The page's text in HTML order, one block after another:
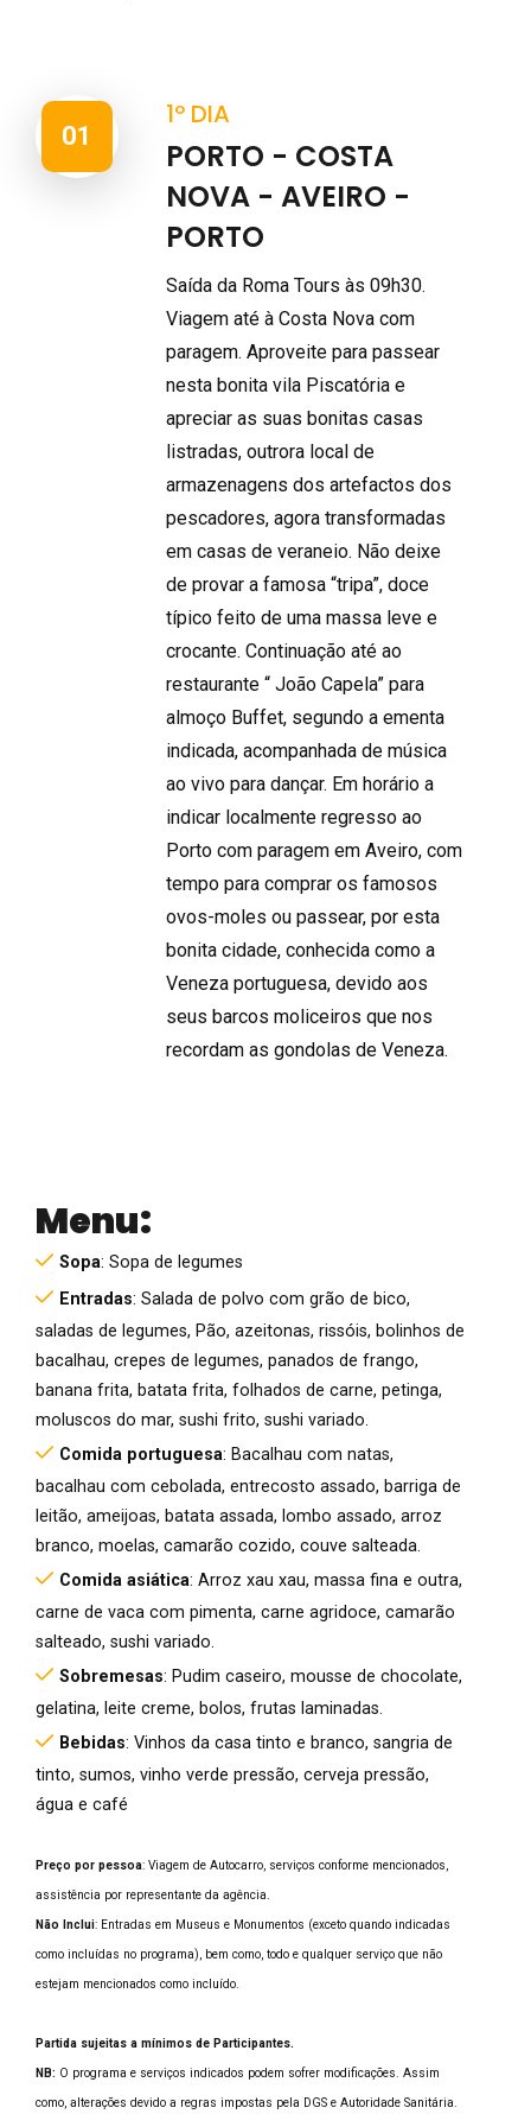
01
1º DIA
PORTO - COSTA
NOVA - AVEIRO -
PORTO
Saída da Roma Tours às 09h30.
Viagem até à Costa Nova com
paragem. Aproveite para passear
nesta bonita vila Piscatória e
apreciar as suas bonitas casas
listradas, outrora local de
armazenagens dos artefactos dos
pescadores, agora transformadas
em casas de veraneio. Não deixe
de provar a famosa “tripa”, doce
típico feito de uma massa leve e
crocante. Continuação até ao
restaurante “ João Capela” para
almoço Buffet, segundo a ementa
indicada, acompanhada de música
ao vivo para dançar. Em horário a
indicar localmente regresso ao
Porto com paragem em Aveiro, com
tempo para comprar os famosos
ovos-moles ou passear, por esta
bonita cidade, conhecida como a
Veneza portuguesa, devido aos
seus barcos moliceiros que nos
recordam as gondolas de Veneza.
Menu:
Sopa: Sopa de legumes
Entradas: Salada de polvo com grão de bico,
saladas de legumes, Pão, azeitonas, rissóis, bolinhos de
bacalhau, crepes de legumes, panados de frango,
banana frita, batata frita, folhados de carne, petinga,
moluscos do mar, sushi frito, sushi variado.
Comida portuguesa: Bacalhau com natas,
bacalhau com cebolada, entrecosto assado, barriga de
leitão, ameijoas, batata assada, lombo assado, arroz
branco, moelas, camarão cozido, couve salteada.
Comida asiática: Arroz xau xau, massa fina e outra,
carne de vaca com pimenta, carne agridoce, camarão
salteado, sushi variado.
Sobremesas: Pudim caseiro, mousse de chocolate,
gelatina, leite creme, bolos, frutas laminadas.
Bebidas: Vinhos da casa tinto e branco, sangria de
tinto, sumos, vinho verde pressão, cerveja pressão,
água e café
Preço por pessoa: Viagem de Autocarro, serviços conforme mencionados,
assistência por representante da agência.
Não Inclui: Entradas em Museus e Monumentos (exceto quando indicadas
como incluídas no programa), bem como, todo e qualquer serviço que não
estejam mencionados como incluído.
Partida sujeitas a mínimos de Participantes.
NB: O programa e serviços indicados podem sofrer modificações. Assim
como, alterações devido a regras impostas pela DGS e Autoridade Sanitária.